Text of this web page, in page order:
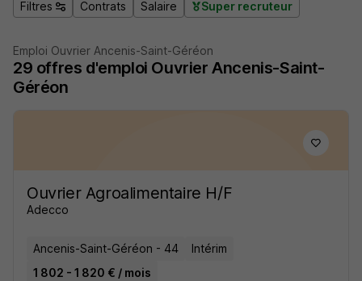
Filtres Contrats Salaire Super recruteur
Emploi Ouvrier Ancenis-Saint-Géréon
29 offres d'emploi Ouvrier Ancenis-Saint-
Géréon
Ouvrier Agroalimentaire H/F
Adecco
Ancenis-Saint-Géréon - 44
Intérim
1 802 - 1 820 € / mois